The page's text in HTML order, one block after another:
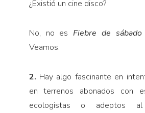
¿Existió un cine disco?
No, no es Fiebre de
Veamos.
2. Hay algo fascinante en
en terrenos abonados con
ecologistas o adeptos